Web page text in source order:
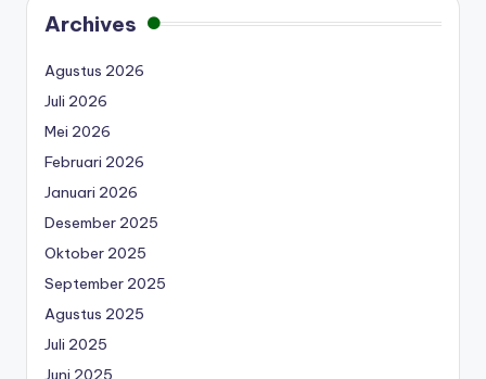
Archives
Agustus 2026
Juli 2026
Mei 2026
Februari 2026
Januari 2026
Desember 2025
Oktober 2025
September 2025
Agustus 2025
Juli 2025
Juni 2025